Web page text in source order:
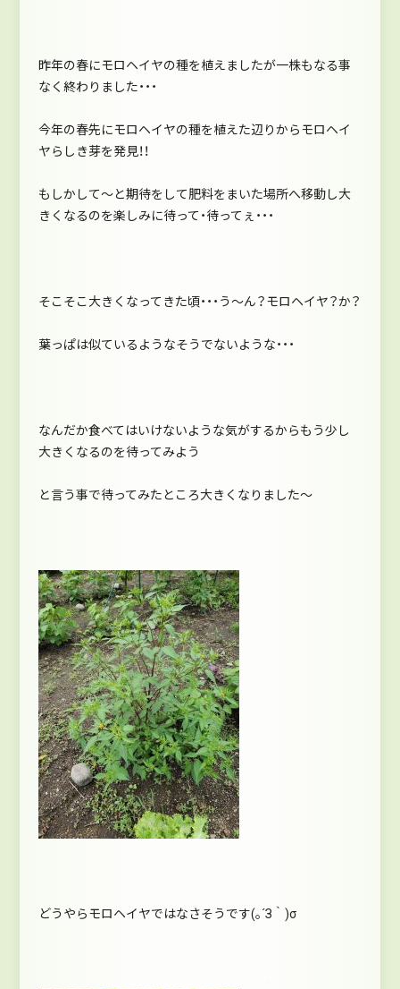
昨年の春にモロヘイヤの種を植えましたが一株もなる事
なく終わりました・・・
今年の春先にモロヘイヤの種を植えた辺りからモロヘイ
ヤらしき芽を発見！！
もしかして～と期待をして肥料をまいた場所へ移動し大
きくなるのを楽しみに待って・待ってぇ・・・
そこそこ大きくなってきた頃・・・う～ん？モロヘイヤ？か？
葉っぱは似ているようなそうでないような・・・
なんだか食べてはいけないような気がするからもう少し
大きくなるのを待ってみよう
と言う事で待ってみたところ大きくなりました～
どうやらモロヘイヤではなさそうです(｡´З｀)σ